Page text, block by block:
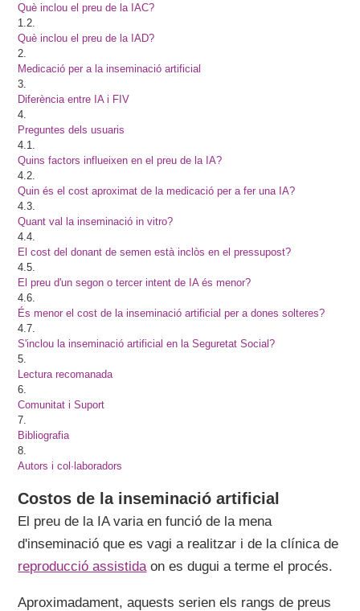
Què inclou el preu de la IAC?
1.2.
Què inclou el preu de la IAD?
2.
Medicació per a la inseminació artificial
3.
Diferència entre IA i FIV
4.
Preguntes dels usuaris
4.1.
Quins factors influeixen en el preu de la IA?
4.2.
Quin és el cost aproximat de la medicació per a fer una IA?
4.3.
Quant val la inseminació in vitro?
4.4.
El cost del donant de semen està inclòs en el pressupost?
4.5.
El preu d'un segon o tercer intent de IA és menor?
4.6.
És menor el cost de la inseminació artificial per a dones solteres?
4.7.
S'inclou la inseminació artificial en la Seguretat Social?
5.
Lectura recomanada
6.
Comunitat i Suport
7.
Bibliografia
8.
Autors i col·laboradors
Costos de la inseminació artificial
El preu de la IA varia en funció de la mena
d'inseminació que es vagi a realitzar i de la clínica de
reproducció assistidaon es dugui a terme el procés.
Aproximadament, aquests serien els rangs de preus